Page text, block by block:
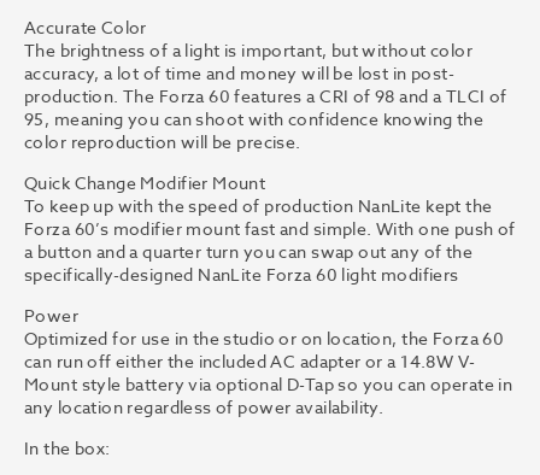
Accurate Color
The brightness of a light is important, but without color
accuracy, a lot of time and money will be lost in post-
production. The Forza 60 features a CRI of 98 and a TLCI of
95, meaning you can shoot with confidence knowing the
color reproduction will be precise.
Quick Change Modifier Mount
To keep up with the speed of production NanLite kept the
Forza 60’s modifier mount fast and simple. With one push of
a button and a quarter turn you can swap out any of the
specifically-designed NanLite Forza 60 light modifiers
Power
Optimized for use in the studio or on location, the Forza 60
can run off either the included AC adapter or a 14.8W V-
Mount style battery via optional D-Tap so you can operate in
any location regardless of power availability.
In the box: